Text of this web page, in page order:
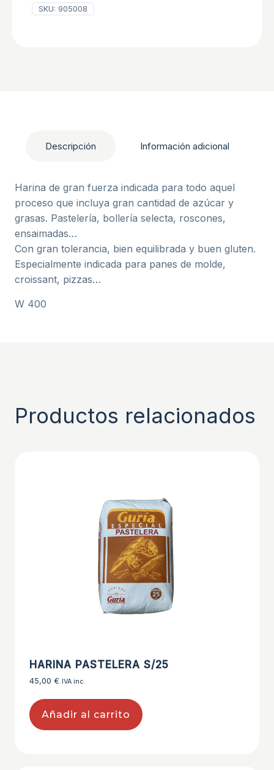
SKU: 905008
Descripción Información adicional
Harina de gran fuerza indicada para todo aquel
proceso que incluya gran cantidad de azúcar y
grasas. Pastelería, bollería selecta, roscones,
ensaimadas…
Con gran tolerancia, bien equilibrada y buen gluten.
Especialmente indicada para panes de molde,
croissant, pizzas…
W 400
Productos relacionados
HARINA PASTELERA S/25
45,00 € IVA inc.
Añadir al carrito